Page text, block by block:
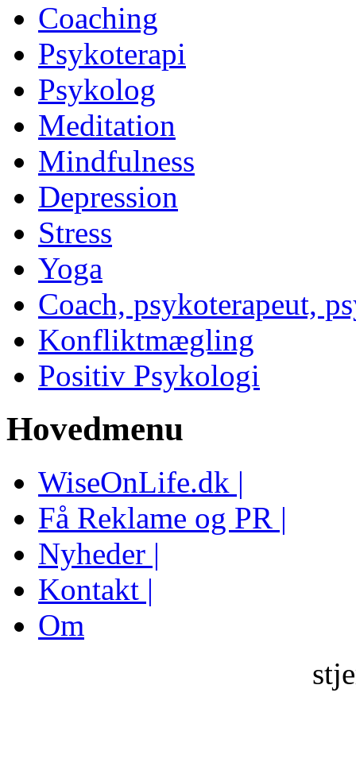
Coaching
Psykoterapi
Psykolog
Meditation
Mindfulness
Depression
Stress
Yoga
Coach, psykoterapeut,
Konfliktmægling
Positiv Psykologi
Hovedmenu
WiseOnLife.dk |
Få Reklame og PR |
Nyheder |
Kontakt |
Om